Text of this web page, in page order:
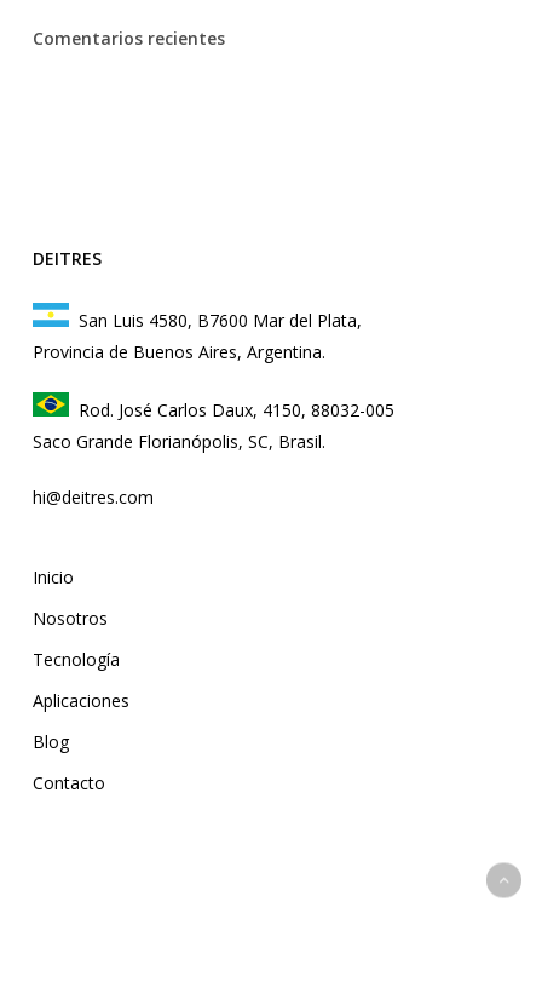
Comentarios recientes
DEITRES
San Luis 4580, B7600 Mar del Plata,
Provincia de Buenos Aires, Argentina.
Rod. José Carlos Daux, 4150, 88032-005
Saco Grande Florianópolis, SC, Brasil.
hi@deitres.com
Inicio
Nosotros
Tecnología
Aplicaciones
Blog
Contacto